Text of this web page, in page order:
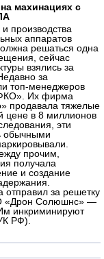
махинациях с
производства
аппаратов
решаться одна
сейчас
взялись за
за
топ-менеджеров
Их фирма
продавала тяжелые
цене в 8 миллионов
эти
обычными
прочим,
получала
и создание
отправил за решетку
«Дрон Солюшнс» —
инкриминируют
РФ).